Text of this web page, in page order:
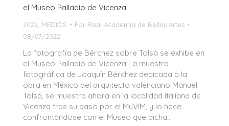
el Museo Palladio de Vicenza
2022 MEDIOS Por Real Academia de Bellas Artes
08/07/2022
La fotografía de Bérchez sobre Tolsá se exhibe en
el Museo Palladio de Vicenza La muestra
fotográfica de Joaquín Bérchez dedicada a la
obra en México del arquitecto valenciano Manuel
Tolsá, se muestra ahora en la localidad italiana de
Vicenza tras su paso por el MuVIM, y lo hace
confrontándose con el Museo que dicha…